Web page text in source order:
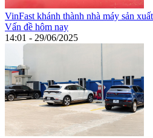
VinFast khánh thành nhà máy sản
Vấn đề hôm nay
14:01 - 29/06/2025